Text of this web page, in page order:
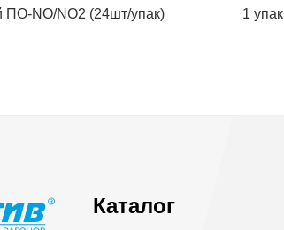
NO/NO2 (24шт/упак) 1 упак
Каталог